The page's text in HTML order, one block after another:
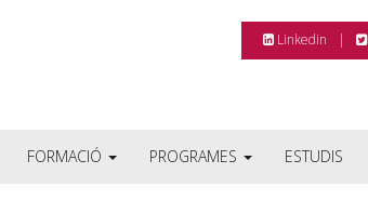
Linkedin
FORMACIÓ PROGRAMES ESTUDIS